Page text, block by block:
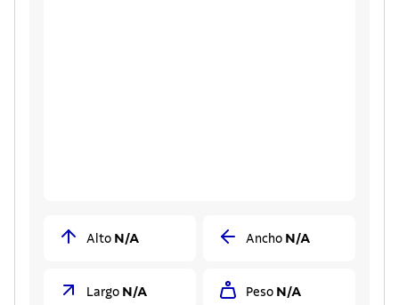
Alto N/A Ancho N/A
Largo N/A Peso N/A